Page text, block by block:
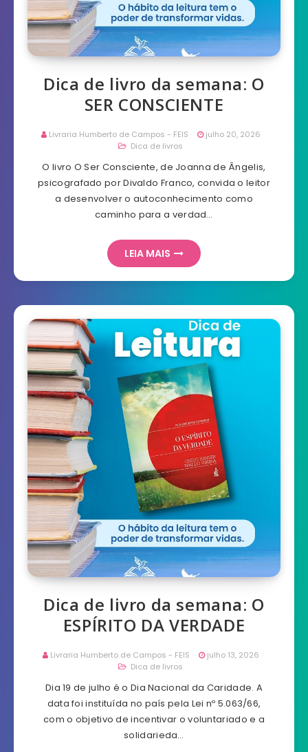
Dica de livro da semana: O
SER CONSCIENTE
Livraria Humberto de Campos - FEIS
julho 20, 2026
Dica de livros
O livro O Ser Consciente, de Joanna de Ângelis,
psicografado por Divaldo Franco, convida o leitor
a desenvolver o autoconhecimento como
caminho para a verdad…
LEIA MAIS
Dica de livro da semana: O
ESPÍRITO DA VERDADE
Livraria Humberto de Campos - FEIS
julho 13, 2026
Dica de livros
Dia 19 de julho é o Dia Nacional da Caridade. A
data foi instituída no país pela Lei nº 5.063/66,
com o objetivo de incentivar o voluntariado e a
solidarieda…